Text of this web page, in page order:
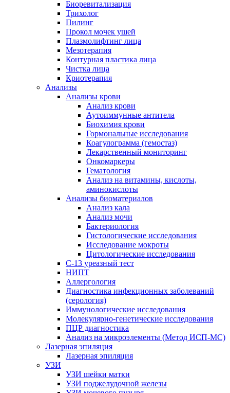
Биоревитализация
Трихолог
Пилинг
Прокол мочек ушей
Плазмолифтинг лица
Мезотерапия
Контурная пластика лица
Чистка лица
Криотерапия
Анализы
Анализы крови
Анализ крови
Аутоиммунные антитела
Биохимия крови
Гормональные исследования
Коагулограмма (гемостаз)
Лекарственный мониторинг
Онкомаркеры
Гематология
Анализ на витамины, кислоты,
аминокислоты
Анализы биоматериалов
Анализ кала
Анализ мочи
Бактериология
Гистологические исследования
Исследование мокроты
Цитологические исследования
С-13 уреазный тест
НИПТ
Аллергология
Диагностика инфекционных заболеваний
(серология)
Иммунологические исследования
Молекулярно-генетические исследования
ПЦР диагностика
Анализ на микроэлементы (Метод ИСП-МС)
Лазерная эпиляция
Лазерная эпиляция
УЗИ
УЗИ шейки матки
УЗИ поджелудочной железы